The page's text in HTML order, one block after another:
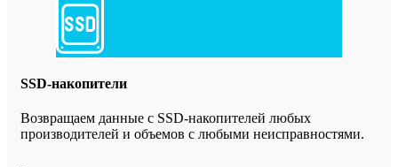
SSD-накопители
Возвращаем данные с SSD-накопителей любых
производителей и объемов с любыми неисправностями.